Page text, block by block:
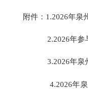
附件：1.2026年泉
2.2026年参与开
3.2026年泉州市
4.2026年泉州市“